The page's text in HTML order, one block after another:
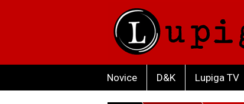
Novice D&K Lupiga TV